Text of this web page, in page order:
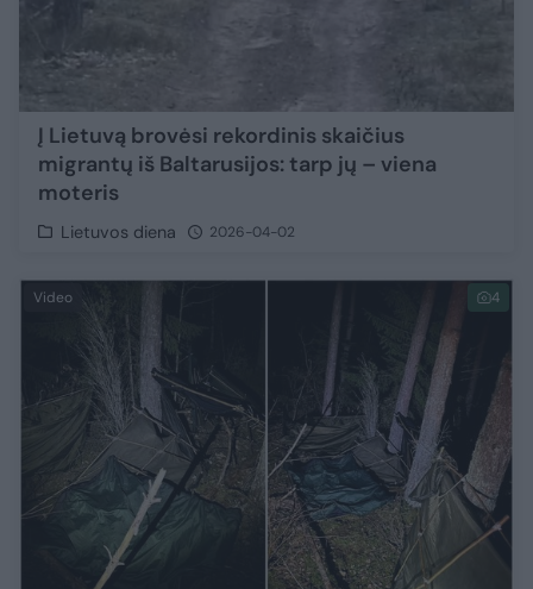
Į Lietuvą brovėsi rekordinis skaičius
migrantų iš Baltarusijos: tarp jų – viena
moteris
Lietuvos diena 2026-04-02
Video 4